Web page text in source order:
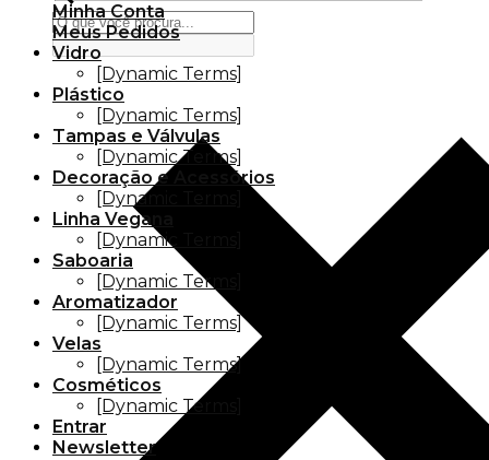
Minha Conta
Meus Pedidos
Vidro
[Dynamic Terms]
Plástico
[Dynamic Terms]
Tampas e Válvulas
[Dynamic Terms]
Decoração e Acessórios
[Dynamic Terms]
Linha Vegana
[Dynamic Terms]
Saboaria
[Dynamic Terms]
Aromatizador
[Dynamic Terms]
Velas
[Dynamic Terms]
Cosméticos
[Dynamic Terms]
Entrar
Newsletter